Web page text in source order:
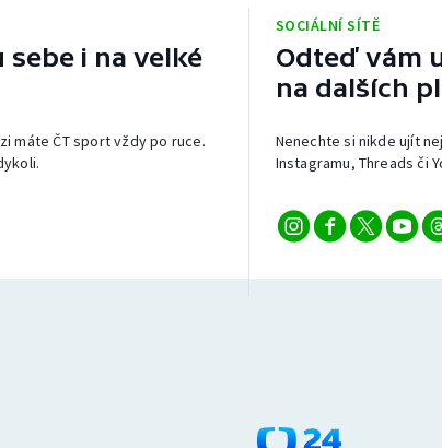
i na velké
máte ČT sport vždy po ruce.
SOCIÁLNÍ SÍTĚ
Odteď vám
na dalších
Nenechte si nikde ujít
Instagramu, Threads či